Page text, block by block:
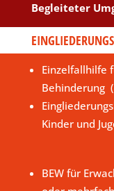
Begleiteter
Einzelfallhilfe
Behinderung
Kinder und
BEW für